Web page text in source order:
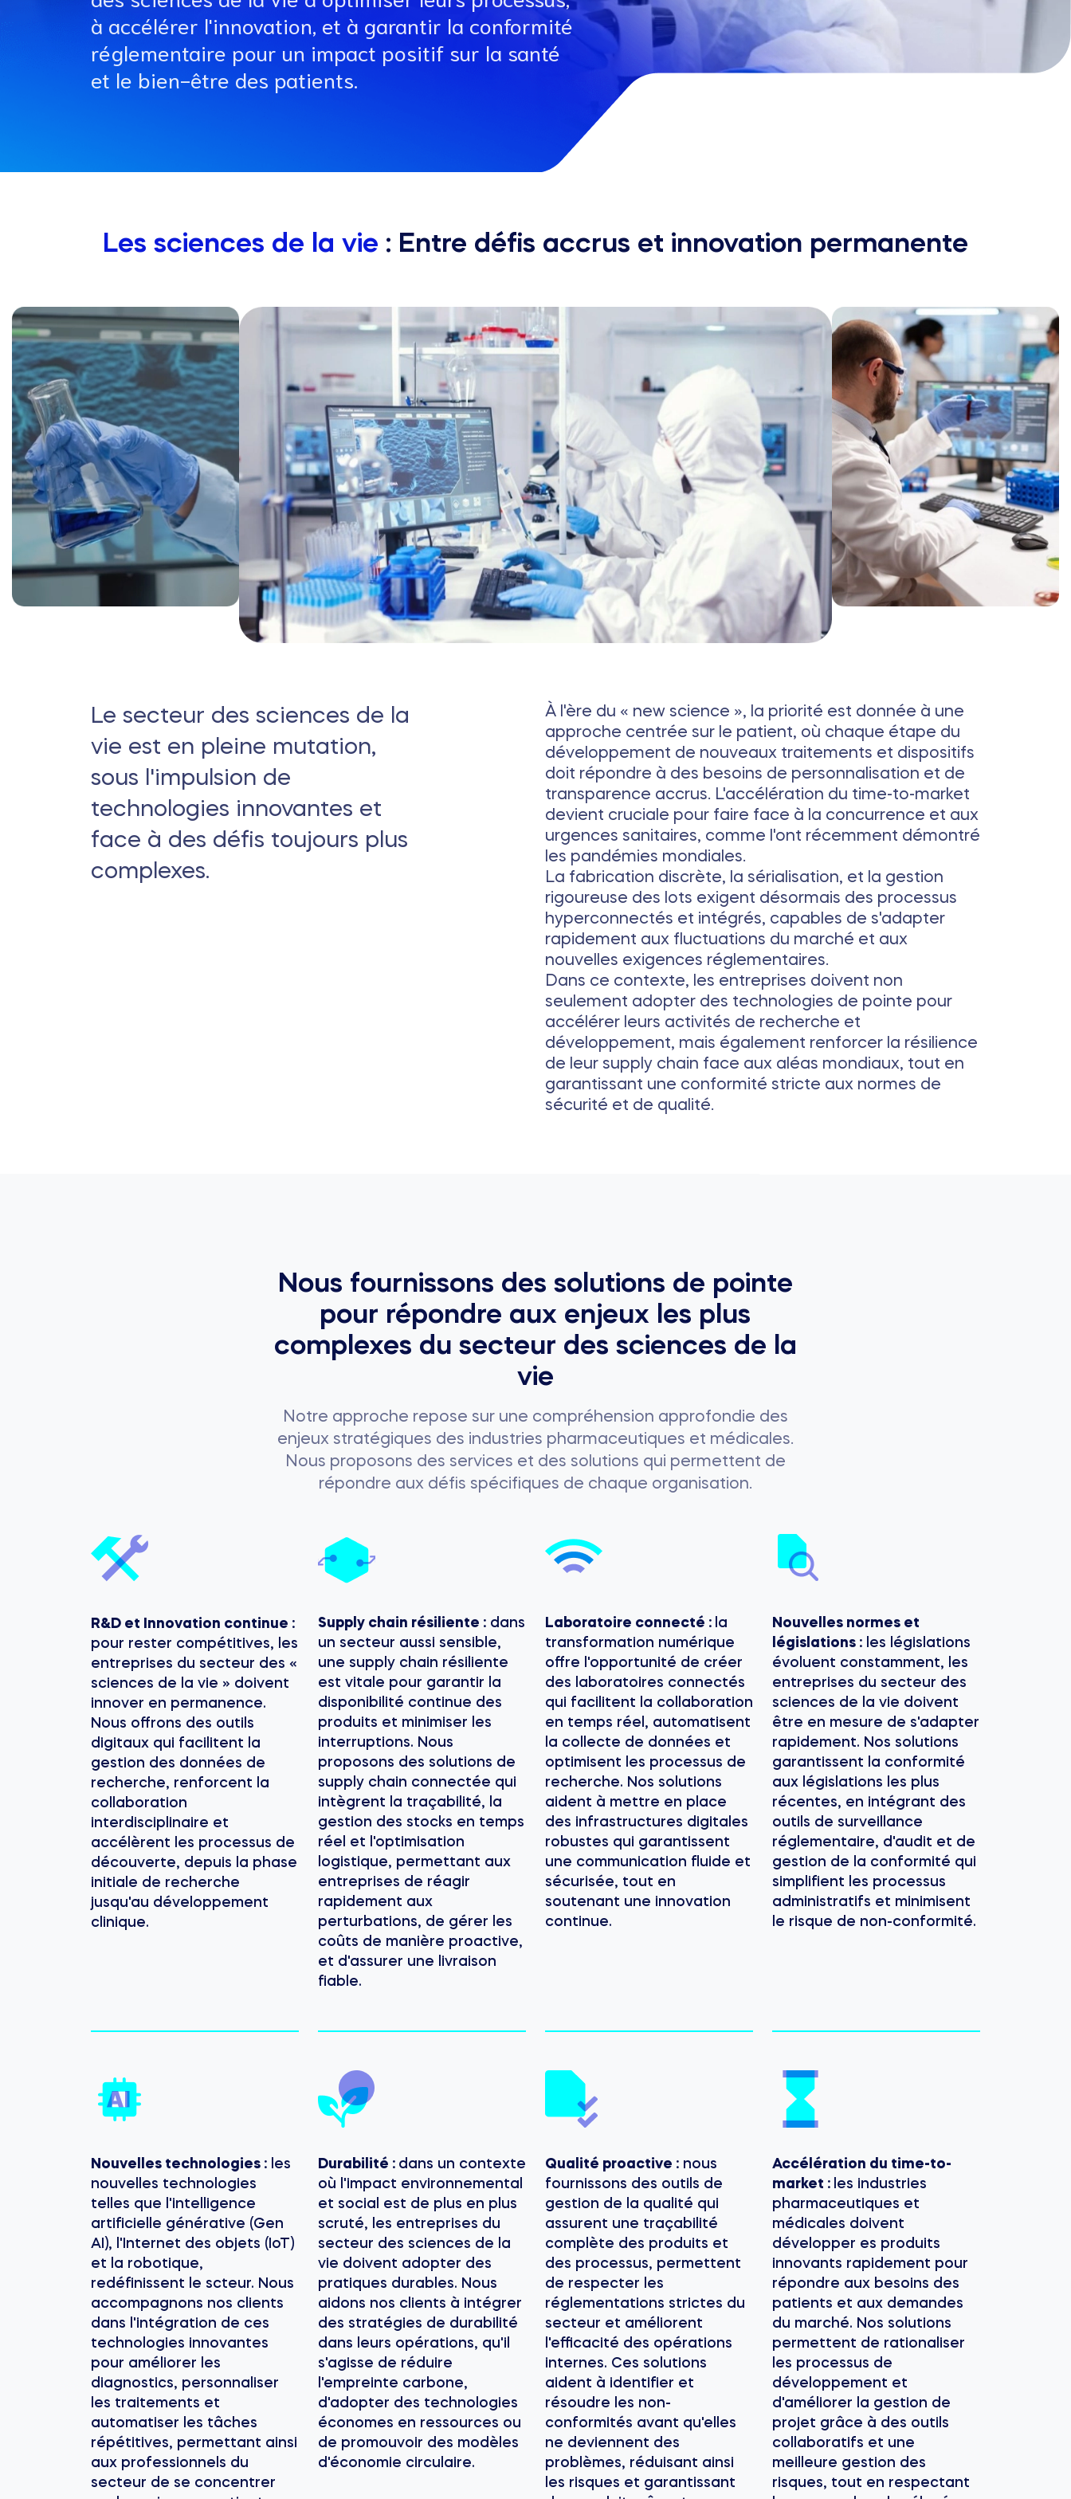
à accélérer l'innovation, et à garantir la conformité
réglementaire pour un impact positif sur la santé
et le bien-être des patients.
Les sciences de la vie : Entre défis accrus et innovation permanente
Le secteur des sciences de la
vie est en pleine mutation,
sous l'impulsion de
technologies innovantes et
face à des défis toujours plus
complexes.
À l'ère du « new science », la priorité est donnée à une
approche centrée sur le patient, où chaque étape du
développement de nouveaux traitements et dispositifs
doit répondre à des besoins de personnalisation et de
transparence accrus. L'accélération du time-to-market
devient cruciale pour faire face à la concurrence et aux
urgences sanitaires, comme l'ont récemment démontré
les pandémies mondiales.
La fabrication discrète, la sérialisation, et la gestion
rigoureuse des lots exigent désormais des processus
hyperconnectés et intégrés, capables de s'adapter
rapidement aux fluctuations du marché et aux
nouvelles exigences réglementaires.
Dans ce contexte, les entreprises doivent non
seulement adopter des technologies de pointe pour
accélérer leurs activités de recherche et
développement, mais également renforcer la résilience
de leur supply chain face aux aléas mondiaux, tout en
garantissant une conformité stricte aux normes de
sécurité et de qualité.
Nous fournissons des solutions de pointe
pour répondre aux enjeux les plus
complexes du secteur des sciences de la
vie
Notre approche repose sur une compréhension approfondie des
enjeux stratégiques des industries pharmaceutiques et médicales.
Nous proposons des services et des solutions qui permettent de
répondre aux défis spécifiques de chaque organisation.
R&D et Innovation continue :
pour rester compétitives, les
entreprises du secteur des «
sciences de la vie » doivent
innover en permanence.
Nous offrons des outils
digitaux qui facilitent la
gestion des données de
recherche, renforcent la
collaboration
interdisciplinaire et
accélèrent les processus de
découverte, depuis la phase
initiale de recherche
jusqu'au développement
clinique.
Supply chain résiliente : dans
un secteur aussi sensible,
une supply chain résiliente
est vitale pour garantir la
disponibilité continue des
produits et minimiser les
interruptions. Nous
proposons des solutions de
supply chain connectée qui
intègrent la traçabilité, la
gestion des stocks en temps
réel et l'optimisation
logistique, permettant aux
entreprises de réagir
rapidement aux
perturbations, de gérer les
coûts de manière proactive,
et d'assurer une livraison
fiable.
Laboratoire connecté : la
transformation numérique
offre l'opportunité de créer
des laboratoires connectés
qui facilitent la collaboration
en temps réel, automatisent
la collecte de données et
optimisent les processus de
recherche. Nos solutions
aident à mettre en place
des infrastructures digitales
robustes qui garantissent
une communication fluide et
sécurisée, tout en
soutenant une innovation
continue.
Nouvelles normes et
législations : les législations
évoluent constamment, les
entreprises du secteur des
sciences de la vie doivent
être en mesure de s'adapter
rapidement. Nos solutions
garantissent la conformité
aux législations les plus
récentes, en intégrant des
outils de surveillance
réglementaire, d'audit et de
gestion de la conformité qui
simplifient les processus
administratifs et minimisent
le risque de non-conformité.
Nouvelles technologies : les
nouvelles technologies
telles que l'intelligence
artificielle générative (Gen
AI), l'Internet des objets (IoT)
et la robotique,
redéfinissent le scteur. Nous
accompagnons nos clients
dans l'intégration de ces
technologies innovantes
pour améliorer les
diagnostics, personnaliser
les traitements et
automatiser les tâches
répétitives, permettant ainsi
aux professionnels du
secteur de se concentrer
Durabilité : dans un contexte
où l'impact environnemental
et social est de plus en plus
scruté, les entreprises du
secteur des sciences de la
vie doivent adopter des
pratiques durables. Nous
aidons nos clients à intégrer
des stratégies de durabilité
dans leurs opérations, qu'il
s'agisse de réduire
l'empreinte carbone,
d'adopter des technologies
économes en ressources ou
de promouvoir des modèles
d'économie circulaire.
Qualité proactive : nous
fournissons des outils de
gestion de la qualité qui
assurent une traçabilité
complète des produits et
des processus, permettent
de respecter les
réglementations strictes du
secteur et améliorent
l'efficacité des opérations
internes. Ces solutions
aident à identifier et
résoudre les non-
conformités avant qu'elles
ne deviennent des
problèmes, réduisant ainsi
les risques et garantissant
Accélération du time-to-
market : les industries
pharmaceutiques et
médicales doivent
développer es produits
innovants rapidement pour
répondre aux besoins des
patients et aux demandes
du marché. Nos solutions
permettent de rationaliser
les processus de
développement et
d'améliorer la gestion de
projet grâce à des outils
collaboratifs et une
meilleure gestion des
risques, tout en respectant